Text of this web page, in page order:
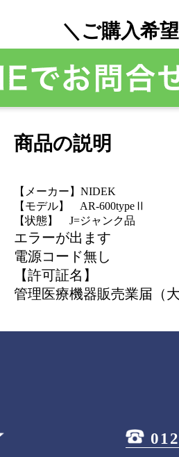
＼ご購入希
商品の説明
【メーカー】NIDEK
【モデル】 AR-600typeⅡ
【状態】 J=ジャンク品
エラーが出ます
電源コード無し
【許可証名】
管理医療機器販売業届（